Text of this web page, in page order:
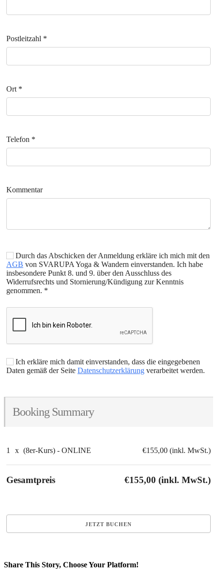
Postleitzahl *
Ort *
Telefon *
Kommentar
Durch das Abschicken der Anmeldung erkläre ich mich mit den
AGB von SVARUPA Yoga & Wandern einverstanden. Ich habe
insbesondere Punkt 8. und 9. über den Ausschluss des
Widerrufsrechts und Stornierung/Kündigung zur Kenntnis
genommen. *
Ich erkläre mich damit einverstanden, dass die eingegebenen
Daten gemäß der Seite Datenschutzerklärung verarbeitet werden.
Booking Summary
1 x (8er-Kurs) - ONLINE €155,00 (inkl. MwSt.)
Gesamtpreis €155,00 (inkl. MwSt.)
Share This Story, Choose Your Platform!